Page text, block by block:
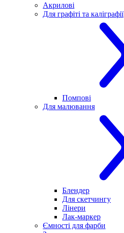
Акрилові
Для графіті та каліграфії
Помпові
Для малювання
Блендер
Для скетчингу
Лінери
Лак-маркер
Ємності для фарби